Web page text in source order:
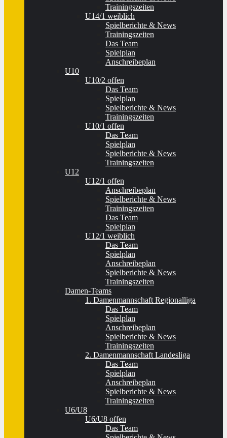
Trainingszeiten
U14/1 weiblich
Spielberichte & News
Trainingszeiten
Das Team
Spielplan
Anschreibeplan
U10
U10/2 offen
Das Team
Spielplan
Spielberichte & News
Trainingszeiten
U10/1 offen
Das Team
Spielplan
Spielberichte & News
Trainingszeiten
U12
U12/1 offen
Anschreibeplan
Spielberichte & News
Trainingszeiten
Das Team
Spielplan
U12/1 weiblich
Das Team
Spielplan
Anschreibeplan
Spielberichte & News
Trainingszeiten
Damen-Teams
1. Damenmannschaft Regionalliga
Das Team
Spielplan
Anschreibeplan
Spielberichte & News
Trainingszeiten
2. Damenmannschaft Landesliga
Das Team
Spielplan
Anschreibeplan
Spielberichte & News
Trainingszeiten
U6/U8
U6/U8 offen
Das Team